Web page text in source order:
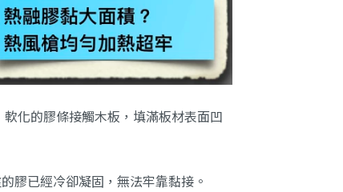
化的膠條接觸木板，填滿板材表面凹
膠已經冷卻凝固，無法牢靠黏接。